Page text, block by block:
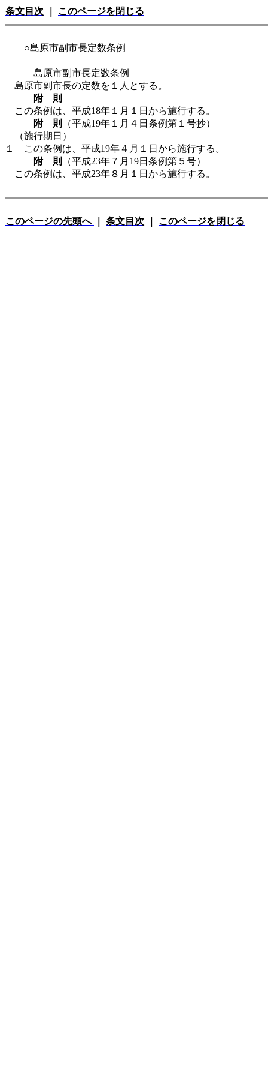
条文目次 このページを閉じる
○島原市副市長定数条例
島原市副市長定数条例
島原市副市長の定数を１人とする。
附 則
この条例は、平成18年１月１日から施行する。
附 則
（平成19年１月４日条例第１号抄）
（施行期日）
１ この条例は、平成19年４月１日から施行する。
附 則
（平成23年７月19日条例第５号）
この条例は、平成23年８月１日から施行する。
このページの先頭へ 条文目次 このページを閉じる